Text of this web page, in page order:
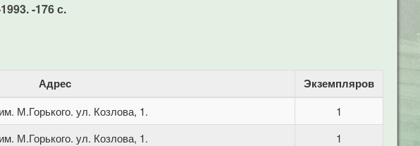
-176 с.
Адрес Экземпляров
М.Горького. ул. Козлова, 1.
1
М.Горького. ул. Козлова, 1. 1